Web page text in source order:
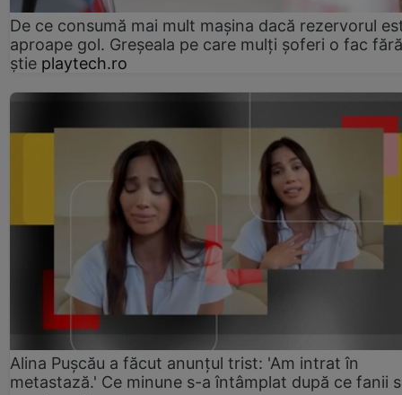
De ce consumă mai mult mașina dacă rezervorul
aproape gol. Greșeala pe care mulți șoferi o fac
știe playtech.ro
Alina Pușcău a făcut anunțul trist: 'Am intrat în
metastază.' Ce minune s-a întâmplat după ce fanii